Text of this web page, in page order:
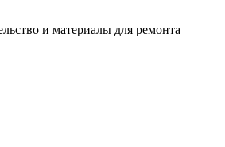
и материалы для ремонта